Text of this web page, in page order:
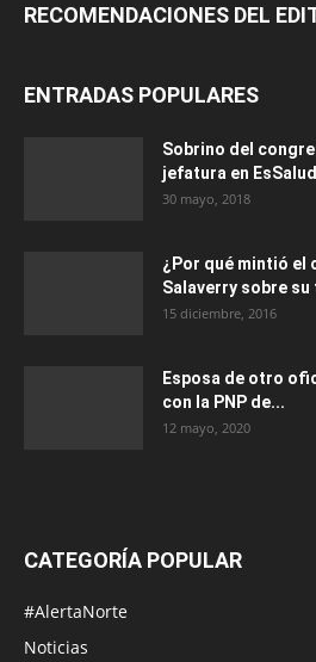
RECOMENDACIONES DEL
ENTRADAS POPULARES
Sobrino del
jefatura en
30 mayo, 2018
¿Por qué mintió el
Salaverry sobre
15 diciembre, 2016
Esposa de otro
con la PNP de...
12 mayo, 2020
CATEGORÍA POPULAR
#AlertaNorte
Noticias